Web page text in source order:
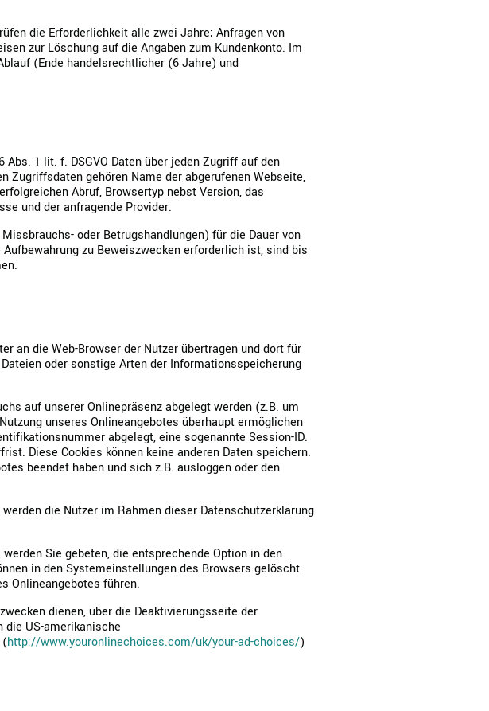
die Erforderlichkeit alle zwei Jahre; Anfragen von
zur Löschung auf die Angaben zum Kundenkonto. Im
(Ende handelsrechtlicher (6 Jahre) und
1 lit. f. DSGVO Daten über jeden Zugriff auf den
Zugriffsdaten gehören Name der abgerufenen Webseite,
Abruf, Browsertyp nebst Version, das
und der anfragende Provider.
oder Betrugshandlungen) für die Dauer von
zu Beweiszwecken erforderlich ist, sind bis
an die Web-Browser der Nutzer übertragen und dort für
oder sonstige Arten der Informationsspeicherung
auf unserer Onlinepräsenz abgelegt werden (z.B. um
unseres Onlineangebotes überhaupt ermöglichen
abgelegt, eine sogenannte Session-ID.
Diese Cookies können keine anderen Daten speichern.
beendet haben und sich z.B. ausloggen oder den
die Nutzer im Rahmen dieser Datenschutzerklärung
Sie gebeten, die entsprechende Option in den
in den Systemeinstellungen des Browsers gelöscht
Onlineangebotes führen.
dienen, über die Deaktivierungsseite der
die US-amerikanische
http://www.youronlinechoices.com/uk/your-ad-choices/)